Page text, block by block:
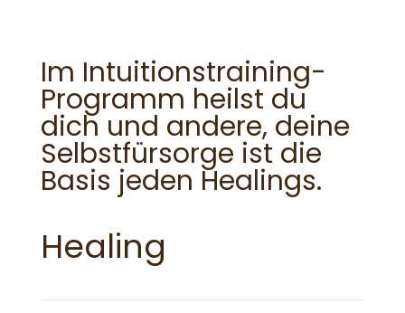
Im Intuitionstraining-
Programm heilst du
dich und andere, deine
Selbstfürsorge ist die
Basis jeden Healings.
Healing